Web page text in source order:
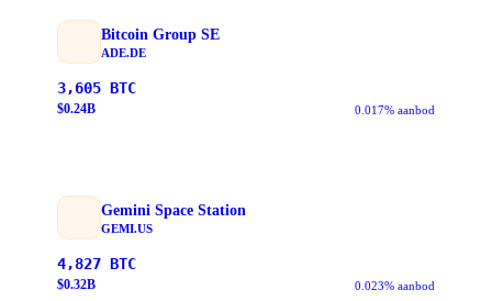
Bitcoin Group SE
ADE.DE
3,605 BTC
$0.24B 0.017% aanbod
Gemini Space Station
GEMI.US
4,827 BTC
$0.32B 0.023% aanbod